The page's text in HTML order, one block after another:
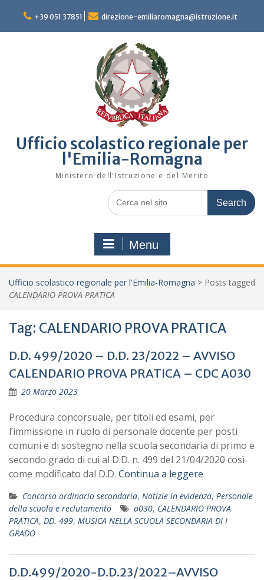
content
+39 051 37851 direzione-emiliaromagna@istruzione.it
Ufficio scolastico regionale per
l'Emilia-Romagna
Ministero dell'Istruzione e del Merito
Search
for:
Menu
Ufficio scolastico regionale per l'Emilia-Romagna > Posts tagged
CALENDARIO PROVA PRATICA
Tag: CALENDARIO PROVA PRATICA
D.D. 499/2020 – D.D. 23/2022 – AVVISO
CALENDARIO PROVA PRATICA – CDC A030
20 Marzo 2023
Procedura concorsuale, per titoli ed esami, per
l’immissione in ruolo di personale docente per posti
comuni e di sostegno nella scuola secondaria di primo e
secondo grado di cui al D.D. n. 499 del 21/04/2020 così
come modificato dal D.D. Continua a leggere
Concorso ordinario secondaria, Notizie in evidenza, Personale
della scuola e reclutamento
a030, CALENDARIO PROVA
PRATICA, DD. 499, MUSICA NELLA SCUOLA SECONDARIA DI I
GRADO
D.D.499/2020-D.D.23/2022–AVVISO